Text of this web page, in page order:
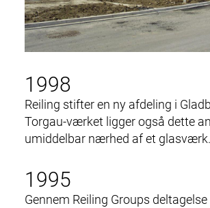
1998
Reiling stifter en ny afdeling i
Torgau-værket ligger også dette
umiddelbar nærhed af et glasværk.
1995
Gennem Reiling Groups deltagelse